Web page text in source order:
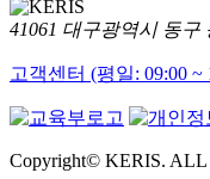
41061 대구광역시 동구
고객센터 (평일: 09:00 ~
Copyright© KERIS.